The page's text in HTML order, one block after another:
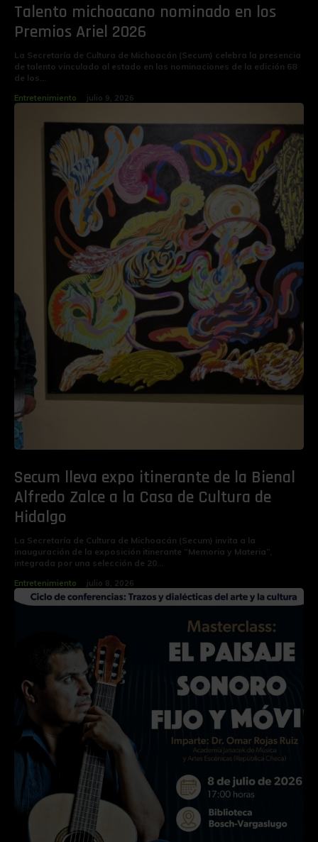
Talento michoacano nominado en los
Premios Ariel 2026
La Secretaría de Cultura de Michoacán (Secum) celebra la presencia
de talento vinculado al estado en las nominaciones de la edición 68
de los...
Entretenimiento julio 9, 2026
Secum lleva expo itinerante de la Bienal
Alfredo Zalce a la Casa de Cultura de
Hidalgo
La Secretaría de Cultura de Michoacán (Secum) invita a la
inauguración de la exposición itinerante “Memoria y Materia”,
integrada por una selección de 20...
Entretenimiento julio 8, 2026